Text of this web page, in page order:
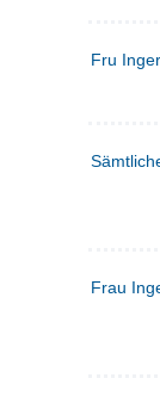
Fru
Frau